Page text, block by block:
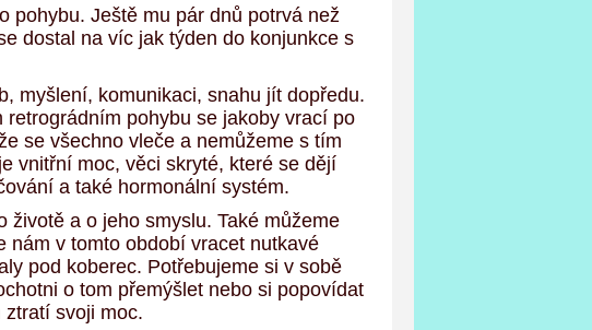
pohybu. Ještě mu pár dnů potrvá než
dostal na víc jak týden do konjunkce s
myšlení, komunikaci, snahu jít dopředu.
pohybu se jakoby vrací po
se všechno vleče a nemůžeme s tím
vnitřní moc, věci skryté, které se dějí
a také hormonální systém.
životě a o jeho smyslu. Také můžeme
nám v tomto období vracet nutkavé
pod koberec. Potřebujeme si v sobě
o tom přemýšlet nebo si popovídat
svoji moc.